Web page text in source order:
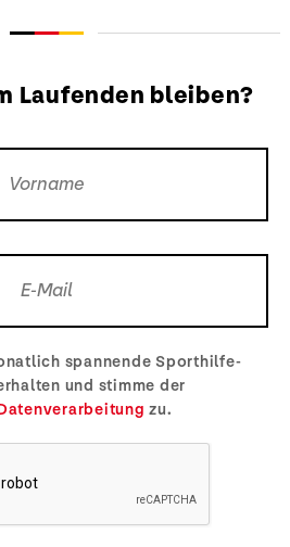
Laufenden bleiben?
spannende Sporthilfe-
und stimme der
zu.